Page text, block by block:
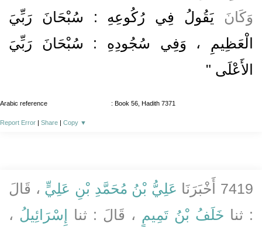
وَكَانَ
يَقُولُ فِي رُكُوعِهِ : سُبْحَانَ رَبِّيَ
الْعَظِيمِ ، وَفِي سُجُودِهِ : سُبْحَانَ رَبِّيَ
الأَعْلَى "
Arabic reference : Book 56, Hadith 7371
Report Error | Share | Copy ▼
7419 أَخْبَرَنَا عَلِيُّ بْنُ مُحَمَّدِ بْنِ عَلِيٍّ ، قَالَ
: ثنا خَلَفُ بْنُ تَمِيمٍ ، قَالَ : ثنا إِسْرَائِيلُ ،